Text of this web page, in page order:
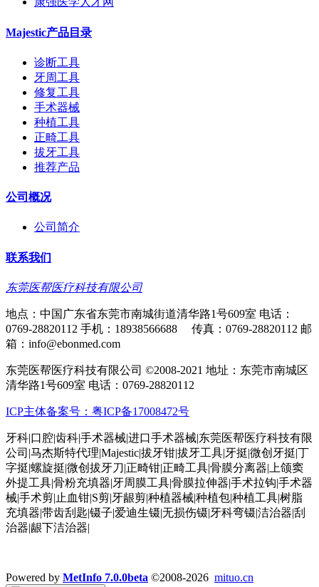
Majestic产品目录
诊断工具
牙周工具
修复工具
手术器械
种植工具
正畸工具
拔牙工具
推荐产品
公司概况
公司简介
联系我们
东莞医帮医疗科技有限公司
地点：中国广东省东莞市南城街道清华路1号609室 电话：
0769-28820112 手机：18938566688 传真：0769-28820112 邮
箱：info@ebonmed.com
东莞医帮医疗科技有限公司 ©2008-2021 地址：东莞市南城区
清华路1号609室 电话：0769-28820112
ICP主体备案号：粤ICP备17008472号
牙科|口腔|齿科|手术器械|进口手术器械|东莞医帮医疗科技有限
公司|马杰斯特代理|Majestic|拔牙钳|拔牙工具|牙挺|微创牙挺|丁
字挺|螺旋挺|微创拔牙刀|正畸钳|正畸工具|骨膜分离器|上颌窦
外提工具|骨粉充填器|牙周膜工具|骨膜拉伸器|手术拉钩|手术器
械|手术剪|止血钳|S剪|牙龈剪|种植器械|种植包|种植工具|树脂
充填器|带齿刮匙|镊子|爱迪生镊|无损伤镊|牙科弯镊|洁治器|刮
治器|龈下洁治器|
Powered by MetInfo 7.0.0beta ©2008-2026 mituo.cn